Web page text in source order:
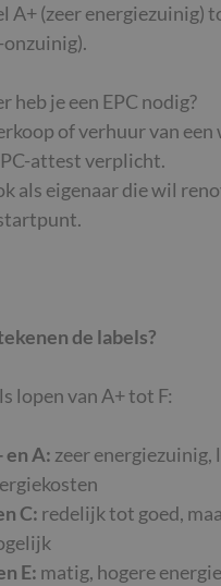
A+ (zeer energiezuinig)
heb je een EPC nodig?
of verhuur van een
attest verplicht.
als eigenaar die wil
de labels?
lopen van A+ tot F:
en A: zeer energiezuinig,
C: redelijk tot goed,
E: matig, hogere